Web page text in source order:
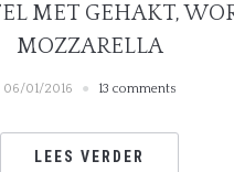
MET GEHAKT,
MOZZARELLA
06/01/2016 13 comments
LEES VERDER